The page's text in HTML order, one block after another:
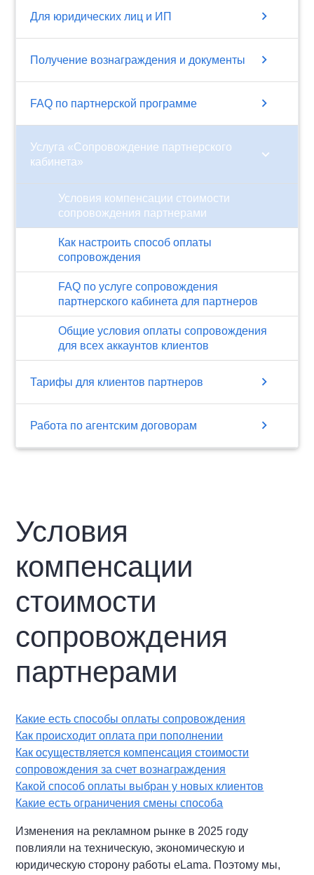
Для юридических лиц и ИП chevron_right
Получение вознаграждения и документы chevron_right
FAQ по партнерской программе chevron_right
Услуга «Сопровождение партнерского
кабинета»
chevron_right
Условия компенсации стоимости
сопровождения партнерами
Как настроить способ оплаты
сопровождения
FAQ по услуге сопровождения
партнерского кабинета для партнеров
Общие условия оплаты сопровождения
для всех аккаунтов клиентов
Тарифы для клиентов партнеров chevron_right
Работа по агентским договорам chevron_right
Условия
компенсации
стоимости
сопровождения
партнерами
Какие есть способы оплаты сопровождения
Как происходит оплата при пополнении
Как осуществляется компенсация стоимости
сопровождения за счет вознаграждения
Какой способ оплаты выбран у новых клиентов
Какие есть ограничения смены способа
Изменения на рекламном рынке в 2025 году
повлияли на техническую, экономическую и
юридическую сторону работы eLama. Поэтому мы,